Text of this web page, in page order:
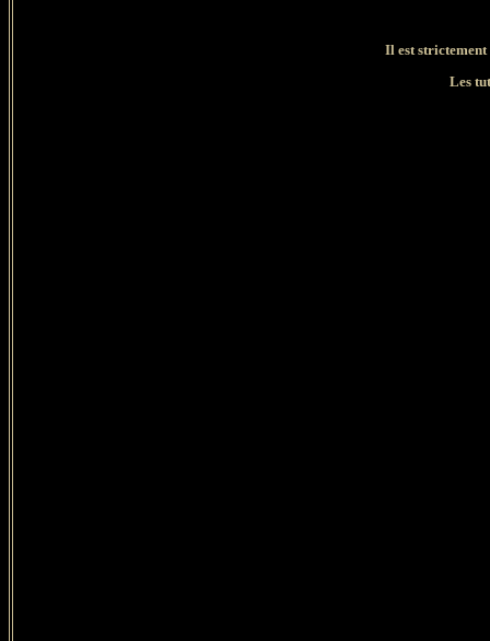
Il est
Les